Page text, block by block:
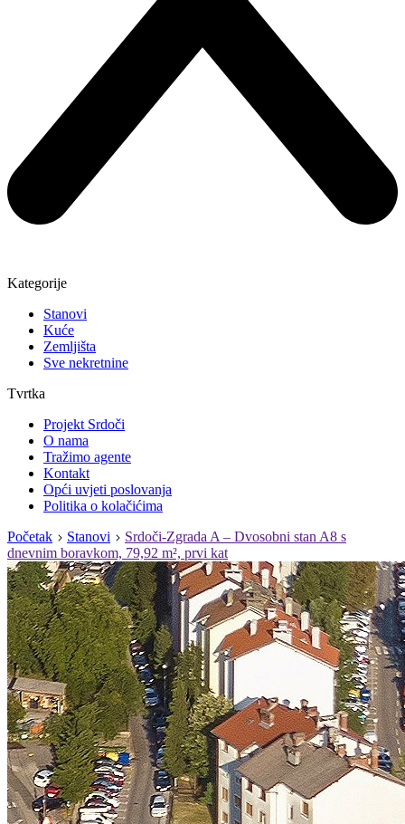
Kategorije
Stanovi
Kuće
Zemljišta
Sve nekretnine
Tvrtka
Projekt Srdoči
O nama
Tražimo agente
Kontakt
Opći uvjeti poslovanja
Politika o kolačićima
Početak
Stanovi
Srdoči-Zgrada A – Dvosobni stan A8 s
dnevnim boravkom, 79,92 m², prvi kat